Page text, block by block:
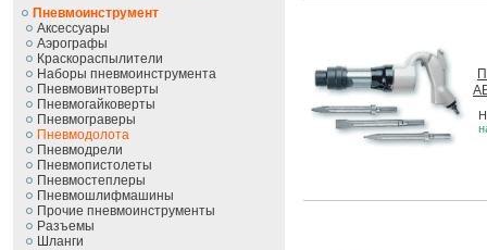
Пневмоинструмент
Аксессуары
Аэрографы
Краскораспылители
Наборы пневмоинструмента
Пневмовинтоверты
Пневмогайковерты
Пневмограверы
Пневмодолота
Пневмодрели
Пневмопистолеты
Пневмостеплеры
Пневмошлифмашины
Прочие пневмоинструменты
Разъемы
Шланги